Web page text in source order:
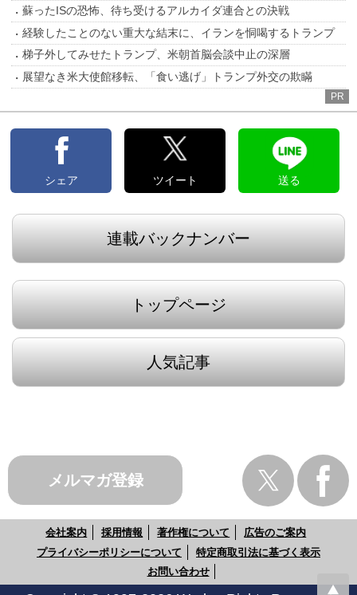
蘇ったISの恐怖、待ち受けるアルカイダ連合との決戦
経験したことのない重大な結末に、イランを恫喝するトランプ
梯子外してみせたトランプ、米朝首脳会談中止の深層
展望なき米大使館移転、「食い逃げ」トランプ外交の欺瞞
PR
シェア ツイート 送る
連載バックナンバー
トップページ
人気記事
メルマガ登録
会社案内 採用情報 著作権について
広告のご案内
プライバシーポリシーについて
特定商取引法に基づく表示
お問い合わせ